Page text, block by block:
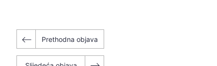
Navigacija
objava
Prethodna objava